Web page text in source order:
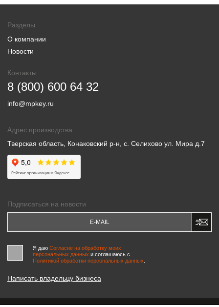
Разделы
О компании
Новости
Контакты
8 (800) 600 64 32
info@mpkey.ru
Адрес производства
Тверская область, Конаковский р-н, с. Селихово ул. Мира д.7
Подписаться на новости
Я даю Согласие на обработку моих
персональных данных и соглашаюсь c
Политикой обработки персональных данных
Написать владельцу бизнеса